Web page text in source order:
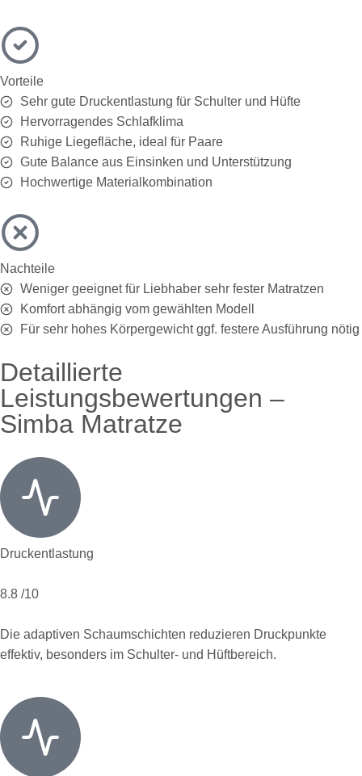
Vorteile
Sehr gute Druckentlastung für Schulter und Hüfte
Hervorragendes Schlafklima
Ruhige Liegefläche, ideal für Paare
Gute Balance aus Einsinken und Unterstützung
Hochwertige Materialkombination
Nachteile
Weniger geeignet für Liebhaber sehr fester Matratzen
Komfort abhängig vom gewählten Modell
Für sehr hohes Körpergewicht ggf. festere Ausführung nötig
Detaillierte
Leistungsbewertungen –
Simba Matratze
Druckentlastung
8.8 /10
Die adaptiven Schaumschichten reduzieren Druckpunkte
effektiv, besonders im Schulter- und Hüftbereich.